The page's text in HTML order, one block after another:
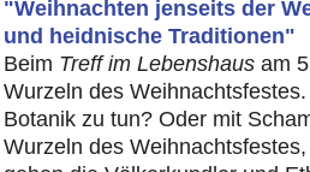
"Weihnachten jenseits der
und heidnische Traditionen"
Beim Treff im Lebenshaus am
Wurzeln des
Botanik zu tun? Oder mit
Wurzeln des